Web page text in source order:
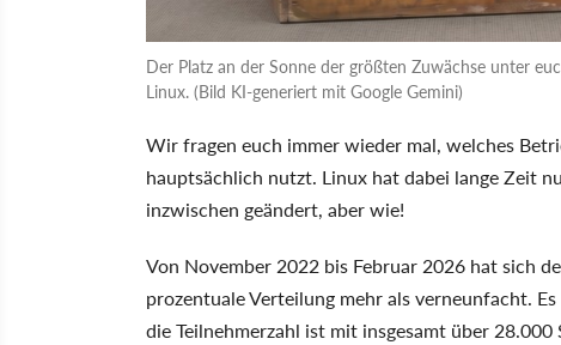
Der Platz an der Sonne der größten Zuwächse unter
Linux. (Bild KI-generiert mit Google Gemini)
Wir fragen euch immer wieder mal, welches
hauptsächlich nutzt. Linux hat dabei lange Zeit
inzwischen geändert, aber wie!
Von November 2022 bis Februar 2026 hat sich
prozentuale Verteilung mehr als verneunfacht.
die Teilnehmerzahl ist mit insgesamt über